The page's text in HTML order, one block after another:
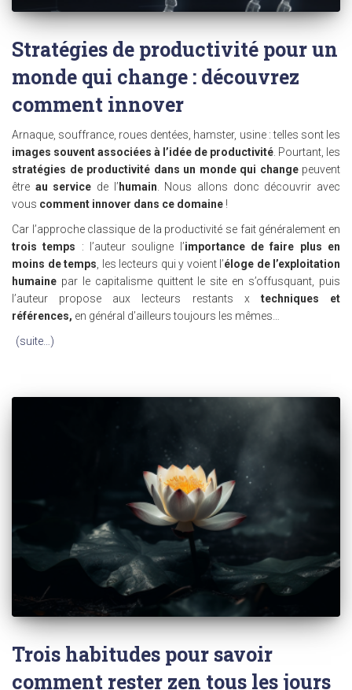
Stratégies de productivité pour un
monde qui change : découvrez
comment innover
Arnaque, souffrance, roues dentées, hamster, usine : telles sont les
images souvent associées à l’idée de productivité . Pourtant, les
stratégies de productivité dans un monde qui changepeuvent
être au service de l’ humain . Nous allons donc découvrir avec
vous comment innover dans ce domaine !
Car l’approche classique de la productivité se fait généralement en
trois temps : l’auteur souligne l’importance de faire plus en
moins de temps , les lecteurs qui y voient l’éloge de l’exploitation
humaine par le capitalisme quittent le site en s’offusquant, puis
l’auteur propose aux lecteurs restants x techniques et
références, en général d’ailleurs toujours les mêmes…
(suite…)
Trois habitudes pour savoir
comment rester zen tous les jours